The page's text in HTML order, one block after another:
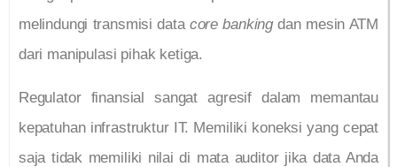
melindungi transmisi data core bankingdan mesin ATM
dari manipulasi pihak ketiga.
Regulator finansial sangat agresif dalam memantau
kepatuhan infrastruktur IT. Memiliki koneksi yang cepat
saja tidak memiliki nilai di mata auditor jika data Anda